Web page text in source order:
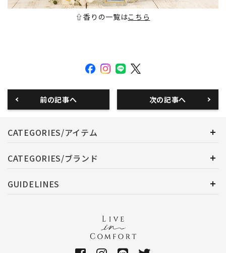
⇧香りの一覧はこちら
前の記事へ 次の記事へ
CATEGORIES/アイテム
CATEGORIES/ブランド
GUIDELINES